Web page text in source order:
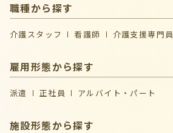
職種から探す
介護スタッフ 看護師 介護支援専門員
雇用形態から探す
派遣 正社員 アルバイト・パート
施設形態から探す